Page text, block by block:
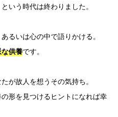
いう時代は終わりました。
るいは心の中で語りかける。
供養です。
が故人を想うその気持ち。
形を見つけるヒントになれば幸